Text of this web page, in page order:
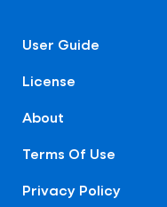
User Guide
License
About
Terms Of Use
Privacy Policy